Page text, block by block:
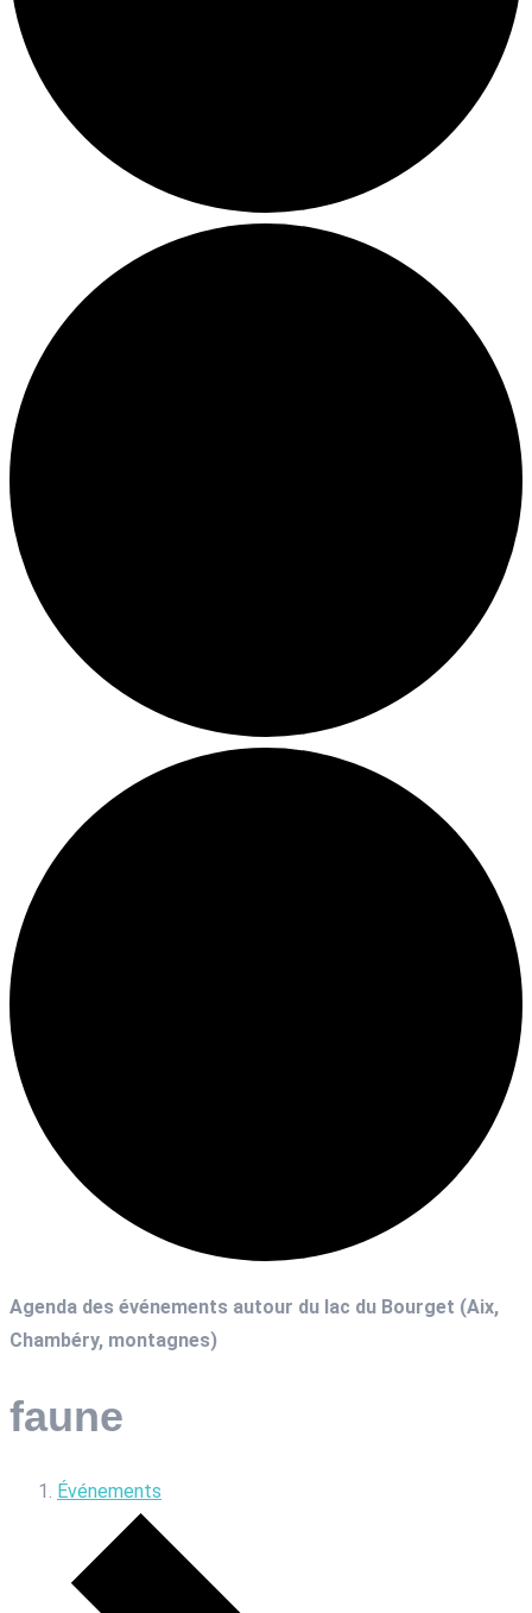
Agenda des événements autour du lac du Bourget (Aix,
Chambéry, montagnes)
faune
Événements